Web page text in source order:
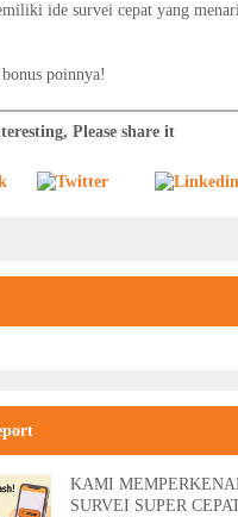
ide survei cepat yang
poinnya!
Please share it
KAMI
SURVEI SUPER